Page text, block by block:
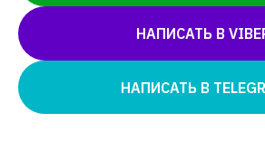
НАПИСАТЬ В
НАПИСАТЬ В